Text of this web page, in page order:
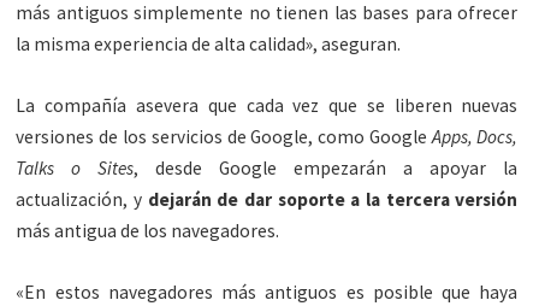
más antiguos simplemente no tienen las bases para ofrecer
la misma experiencia de alta calidad», aseguran.
La compañía asevera que cada vez que se liberen nuevas
versiones de los servicios de Google, como GoogleApps, Docs,
Talks o Sites, desde Google empezarán a apoyar la
actualización, y dejarán de dar soporte a la tercera versión
más antigua de los navegadores.
«En estos navegadores más antiguos es posible que haya